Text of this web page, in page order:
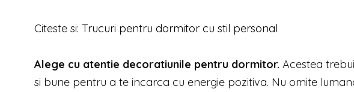
Citeste si: Trucuri pentru dormitor cu stil personal
Alege cu atentie decoratiunile pentru dormitor. Acestea
si bune pentru a te incarca cu energie pozitiva. Nu omite